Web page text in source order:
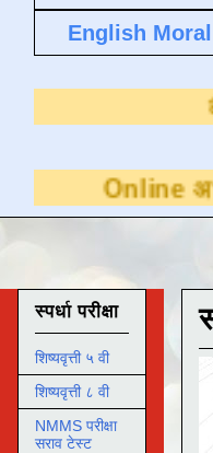
English
अभ्यास
स्पर्धा परीक्षा
शिष्यवृत्ती ५ वी
शिष्यवृत्ती ८ वी
NMMS परीक्षा
सराव टेस्ट